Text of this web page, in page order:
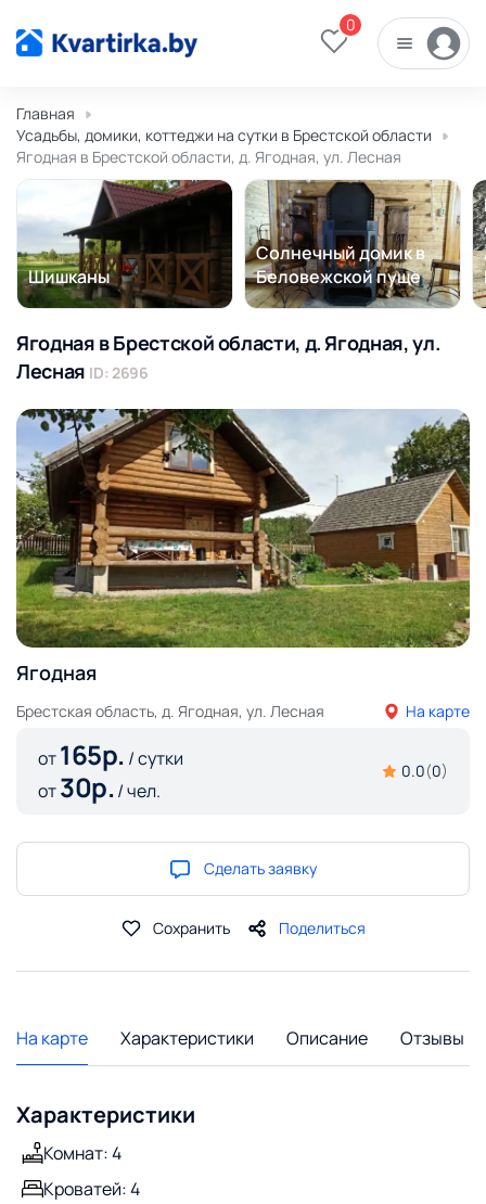
0
Главная
Усадьбы, домики, коттеджи на сутки в Брестской области
Ягодная в Брестской области, д. Ягодная, ул. Лесная
Шишканы
Солнечный домик в
Беловежской пуще
Ягодная в Брестской области, д. Ягодная, ул.
Лесная ID: 2696
Ягодная
Брестская область, д. Ягодная, ул. Лесная На карте
от165р. / сутки
от30р./ чел.
0.0(0)
Сделать заявку
Сохранить Поделиться
На карте Характеристики Описание Отзывы
Характеристики
Комнат: 4
Кроватей: 4